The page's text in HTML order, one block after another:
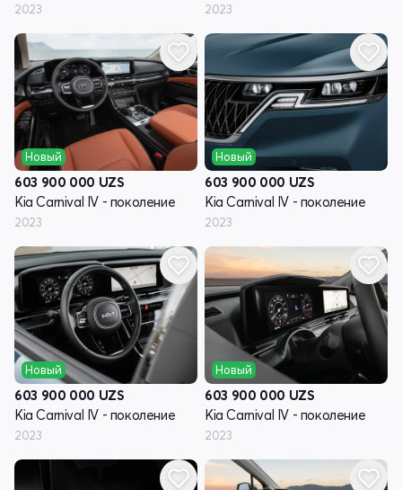
2023 2023
Новый
603 900 000 UZS
Kia Carnival IV - поколение
2023
Новый
603 900 000 UZS
Kia Carnival IV - поколение
2023
Новый
603 900 000 UZS
Kia Carnival IV - поколение
2023
Новый
603 900 000 UZS
Kia Carnival IV - поколение
2023